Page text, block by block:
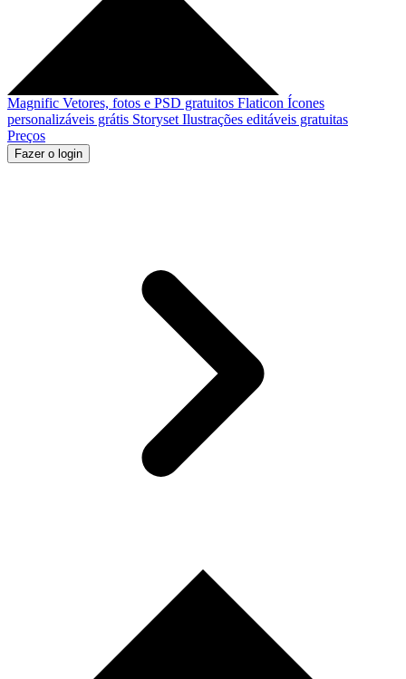
Magnific Vetores, fotos e PSD gratuitos Flaticon Ícones
personalizáveis grátis Storyset Ilustrações editáveis gratuitas
Preços
Fazer o login